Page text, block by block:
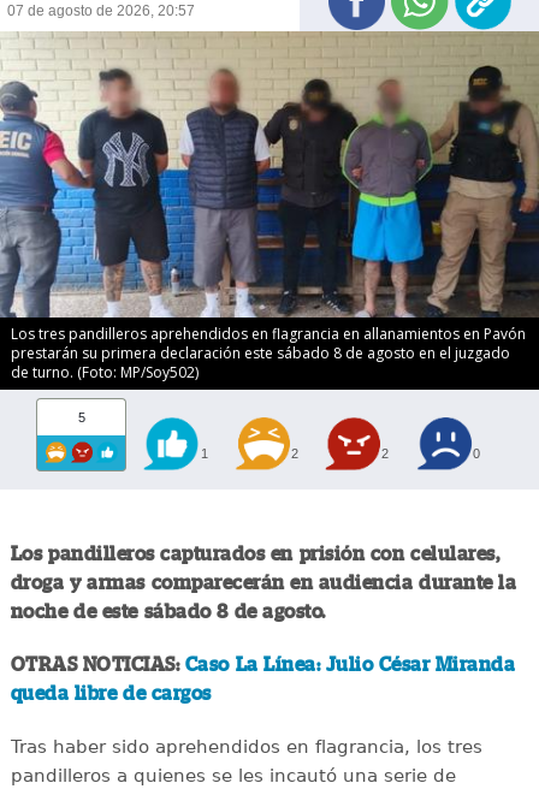
07 de agosto de 2026, 20:57
Los tres pandilleros aprehendidos en flagrancia en allanamientos en Pavón
prestarán su primera declaración este sábado 8 de agosto en el juzgado
de turno. (Foto: MP/Soy502)
5
1 2 2 0
Los pandilleros capturados en prisión con celulares,
droga y armas comparecerán en audiencia durante la
noche de este sábado 8 de agosto.
OTRAS NOTICIAS: Caso La Línea: Julio César Miranda
queda libre de cargos
Tras haber sido aprehendidos en flagrancia, los tres
pandilleros a quienes se les incautó una serie de